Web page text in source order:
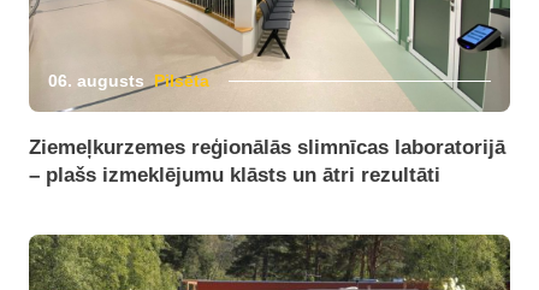
06. augusts Pilsēta
Ziemeļkurzemes reģionālās slimnīcas laboratorijā
– plašs izmeklējumu klāsts un ātri rezultāti